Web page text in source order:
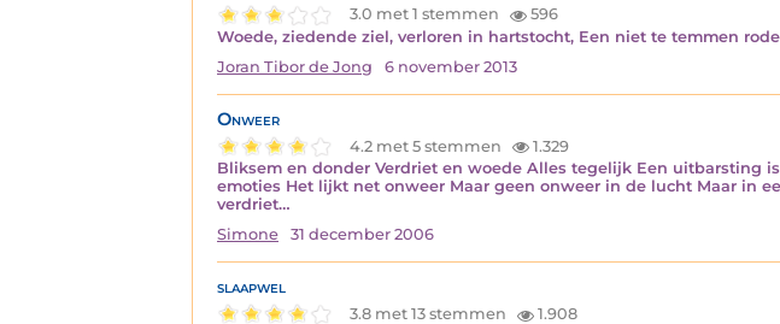
3.0 met 1 stemmen
596
Woede, ziedende ziel, verloren in hartstocht, Een niet te temmen
Joran Tibor de Jong
6 november 2013
Onweer
4.2 met 5 stemmen
1.329
Bliksem en donder Verdriet en woede Alles tegelijk Een uitbarsting
emoties Het lijkt net onweer Maar geen onweer in de lucht Maar in
verdriet…
Simone
31 december 2006
slaapwel
3.8 met 13 stemmen
1.908